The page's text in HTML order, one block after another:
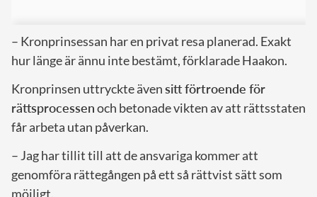
– Kronprinsessan har en privat resa planerad. Exakt
hur länge är ännu inte bestämt, förklarade Haakon.
Kronprinsen uttryckte ävensitt förtroende för
rättsprocessenoch betonade vikten av att rättsstaten
får arbeta utan påverkan.
– Jag har tillit till att de ansvariga kommer att
genomföra rättegången på ett så rättvist sätt som
möjligt.